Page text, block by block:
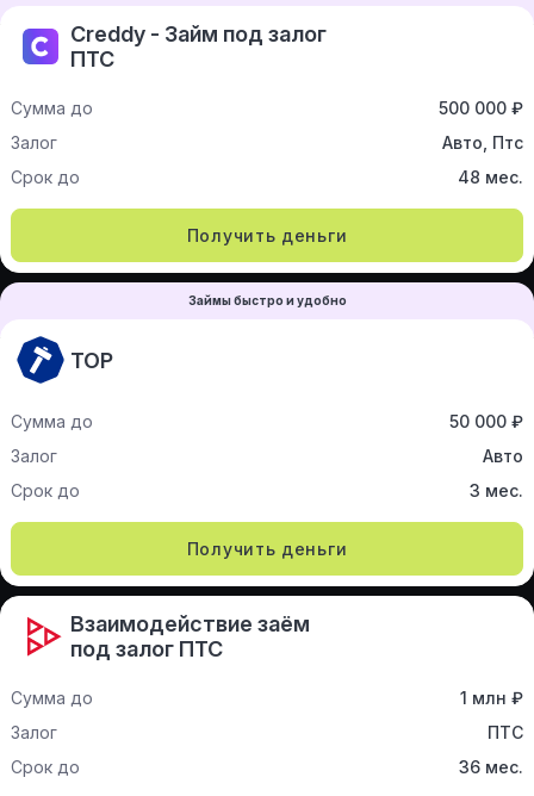
Creddy - Займ под залог
ПТС
Сумма до
500 000 ₽
Залог
Авто, Птс
Срок до
48 мес.
Получить деньги
Займы быстро и удобно
ТОР
Сумма до
50 000 ₽
Залог
Авто
Срок до
3 мес.
Получить деньги
Взаимодействие заём
под залог ПТС
Сумма до
1 млн ₽
Залог
ПТС
Срок до
36 мес.